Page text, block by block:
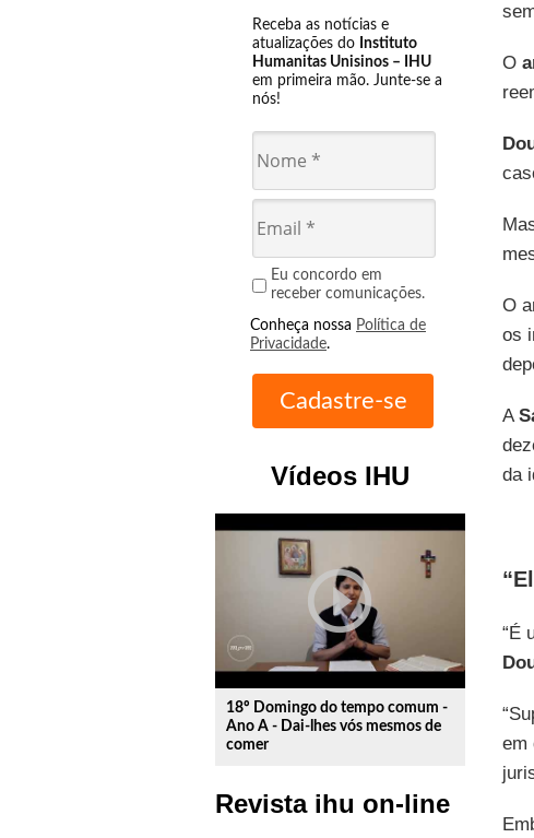
Receba as notícias e
atualizações do Instituto
Humanitas Unisinos – IHU
em primeira mão. Junte-se a
nós!
Eu concordo em
receber comunicações.
Conheça nossa Política de
Privacidade.
Vídeos IHU
play_circle_outline
18º Domingo do tempo comum -
Ano A - Dai-lhes vós mesmos de
comer
Revista ihu on-line
O
O
os
A
da
“É
em